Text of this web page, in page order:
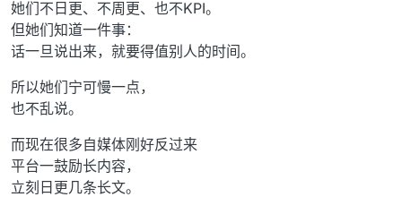
她们不日更、不周更、也不KPI。
但她们知道一件事：
话一旦说出来，就要得值别人的时间。
所以她们宁可慢一点，
也不乱说。
而现在很多自媒体刚好反过来
平台一鼓励长内容，
立刻日更几条长文。